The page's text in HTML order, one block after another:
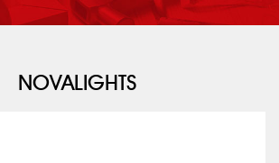
NOVALIGHTS